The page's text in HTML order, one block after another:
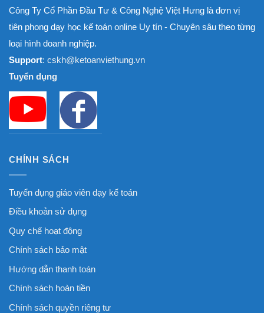
Công Ty Cổ Phần Đầu Tư & Công Nghệ Việt Hưng là đơn vị
tiên phong dạy học kế toán online Uy tín - Chuyên sâu theo từng
loại hình doanh nghiệp.
Support: cskh@ketoanviethung.vn
Tuyển dụng
CHÍNH SÁCH
Tuyển dụng giáo viên dạy kế toán
Điều khoản sử dụng
Quy chế hoạt động
Chính sách bảo mật
Hướng dẫn thanh toán
Chính sách hoàn tiền
Chính sách quyền riêng tư